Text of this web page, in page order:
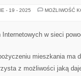
- 19 - 2025
MOŻLIWOŚĆ
w sieci
mieszkania ma
z możliwości jaką